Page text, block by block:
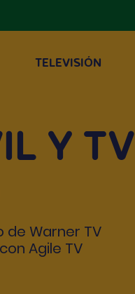
TELEVISIÓN
Y TV
Warner TV
Agile TV